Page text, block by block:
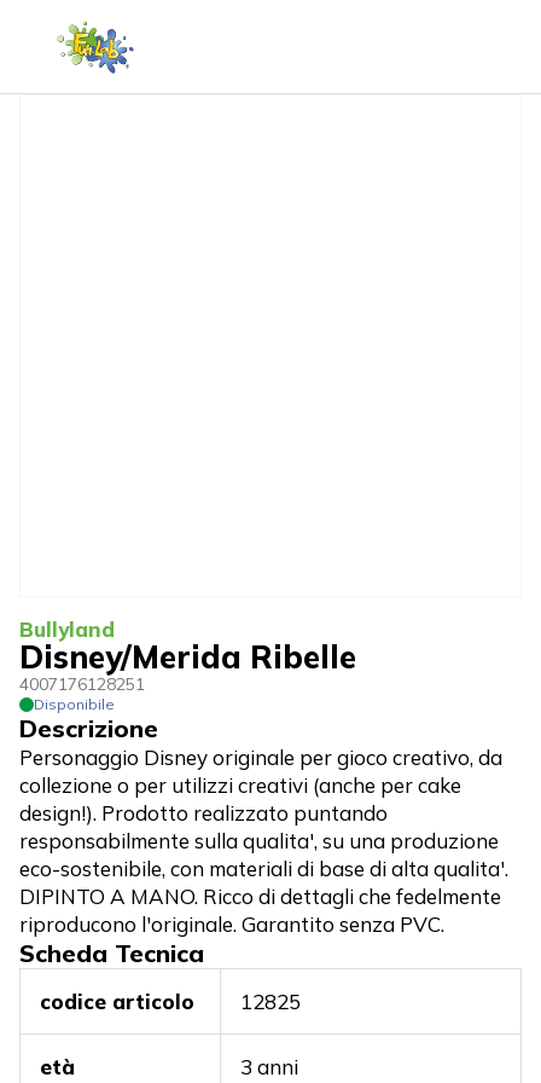
Bullyland
Disney/Merida Ribelle
4007176128251
Disponibile
Descrizione
Personaggio Disney originale per gioco creativo, da
collezione o per utilizzi creativi (anche per cake
design!). Prodotto realizzato puntando
responsabilmente sulla qualita', su una produzione
eco-sostenibile, con materiali di base di alta qualita'.
DIPINTO A MANO. Ricco di dettagli che fedelmente
riproducono l'originale. Garantito senza PVC.
Scheda Tecnica
codice articolo 12825
età 3 anni